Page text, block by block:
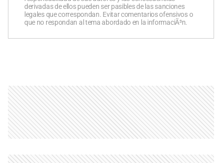
derivadas de ellos pueden ser pasibles de las sanciones
legales que correspondan. Evitar comentarios ofensivos o
que no respondan al tema abordado en la informaciÃ³n.